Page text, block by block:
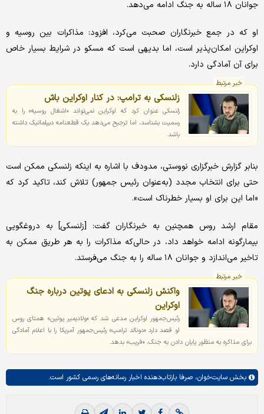
جوانان ۱۸ ساله به جنگ ادامه می‌دهد.
او که در جمع خبرنگاران صحبت می‌کرد، افزود: مذاکرات بین روسیه و
اوکراین امکان‌پذیر است، اما بدیهی است که مسکو در شرایط بسیار خاص
برای آن آمادگی دارد.
خبر مرتبط
زلنسکی به ترامپ: در کنار اوکراین باش
زلنسکی عنوان کرد که اوکراین نمی‌تواند «اشغال روسیه» را به
رسمیت بشناسد، اما ترجیح می‌دهد یک قطعنامه دیپلماتیک داشته
باشد.
بنابر گزارش خبرگزاری نووستی، مدودف با اشاره به اینکه زلنسکی ممکن است
حتی برای انتخاب مجدد (به‌عنوان رئیس جمهور) تلاش کند، تاکید کرد که
«اما این برای او بسیار خطرناک است».
مقام ارشد روس همچنین به خبرنگاران گفت: [زلنسکی] به دروغگویی
بیمارگونه ادامه خواهد داد، در حالی‌که مذاکرات را به هر طریق ممکن به
تاخیر می‌اندازد و جوانان ۱۸ ساله را به جنگ می‌فرستد.
خبر مرتبط
واکنش زلنسکی به ادعای پوتین درباره جنگ
اوکراین
رئیس‌جمهور اوکراین مدعی شد که «ولادیمیر پوتین» همتای روس
او قصد دارد «دونالد ترامپ» رئیس‌جمهور آمریکا را با اعلام آمادگی
برای مذاکره به منظور پایان دادن به جنگ، «فریب» بدهد.
بخش سایت‌خوان، صرفا بازتاب‌دهنده اخبار رسانه‌های رسمی کشور است.